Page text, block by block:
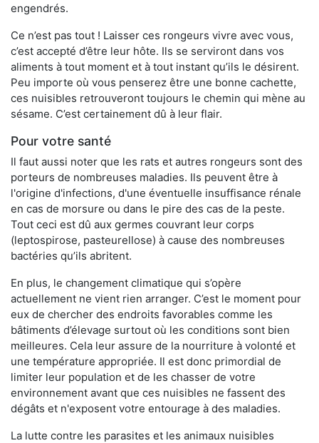
engendrés.
Ce n’est pas tout ! Laisser ces rongeurs vivre avec vous,
c’est accepté d’être leur hôte. Ils se serviront dans vos
aliments à tout moment et à tout instant qu’ils le désirent.
Peu importe où vous penserez être une bonne cachette,
ces nuisibles retrouveront toujours le chemin qui mène au
sésame. C’est certainement dû à leur flair.
Pour votre santé
Il faut aussi noter que les rats et autres rongeurs sont des
porteurs de nombreuses maladies. Ils peuvent être à
l'origine d'infections, d'une éventuelle insuffisance rénale
en cas de morsure ou dans le pire des cas de la peste.
Tout ceci est dû aux germes couvrant leur corps
(leptospirose, pasteurellose) à cause des nombreuses
bactéries qu’ils abritent.
En plus, le changement climatique qui s’opère
actuellement ne vient rien arranger. C’est le moment pour
eux de chercher des endroits favorables comme les
bâtiments d’élevage surtout où les conditions sont bien
meilleures. Cela leur assure de la nourriture à volonté et
une température appropriée. Il est donc primordial de
limiter leur population et de les chasser de votre
environnement avant que ces nuisibles ne fassent des
dégâts et n'exposent votre entourage à des maladies.
La lutte contre les parasites et les animaux nuisibles